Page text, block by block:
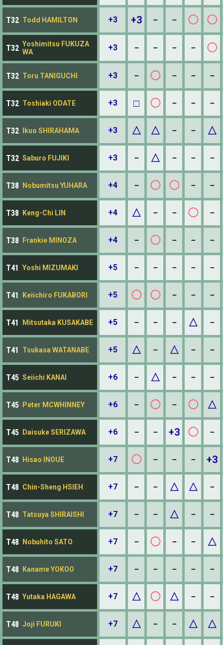
T32 Todd HAMILTON +3 +3 － － ◯ ◯
T32 Yoshimitsu FUKUZA
WA
+3 － － － － ◯
T32 Toru TANIGUCHI +3 － ◯ － － －
T32 Toshiaki ODATE +3 □ ◯ － － －
T32 Ikuo SHIRAHAMA +3 △ △ － － △
T32 Saburo FUJIKI +3 － △ － － －
T38 Nobumitsu YUHARA +4 － ◯ ◯ － －
T38 Keng-Chi LIN +4 △ － － ◯ －
T38 Frankie MINOZA +4 － ◯ － － －
T41 Yoshi MIZUMAKI +5 － － － － －
T41 Keiichiro FUKABORI +5 ◯ ◯ － － －
T41 Mitsutaka KUSAKABE +5 － － － △ －
T41 Tsukasa WATANABE +5 △ － △ － －
T45 Seiichi KANAI +6 － △ － － －
T45 Peter MCWHINNEY +6 － ◯ － ◯ △
T45 Daisuke SERIZAWA +6 － － +3 ◯ －
T48 Hisao INOUE +7 ◯ － － － +3
T48 Chin-Sheng HSIEH +7 － － △ △ －
T48 Tatsuya SHIRAISHI +7 － － △ － －
T48 Nobuhito SATO +7 － ◯ － － △
T48 Kaname YOKOO +7 － － － － －
T48 Yutaka HAGAWA +7 △ ◯ △ － －
T48 Joji FURUKI +7 △ － － △ △